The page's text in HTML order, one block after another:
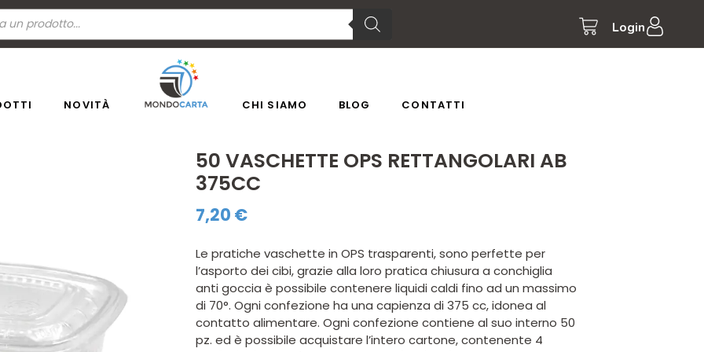
Login
NOVITÀ CHI SIAMO BLOG CONTATTI
50 VASCHETTE OPS RETTANGOLARI AB
375CC
7,20 €
Le pratiche vaschette in OPS trasparenti, sono perfette per
l’asporto dei cibi, grazie alla loro pratica chiusura a conchiglia
anti goccia è possibile contenere liquidi caldi fino ad un massimo
di 70°. Ogni confezione ha una capienza di 375 cc, idonea al
contatto alimentare. Ogni confezione contiene al suo interno 50
pz. ed è possibile acquistare l’intero cartone, contenente 4